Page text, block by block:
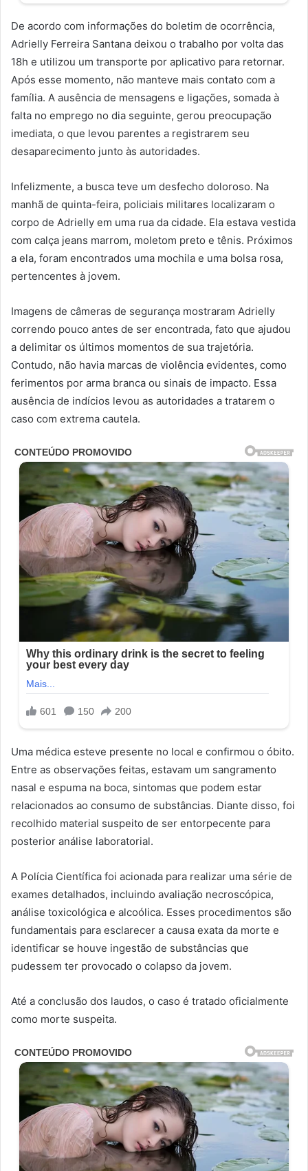
De acordo com informações do boletim de ocorrência,
Adrielly Ferreira Santana deixou o trabalho por volta das
18h e utilizou um transporte por aplicativo para retornar.
Após esse momento, não manteve mais contato com a
família. A ausência de mensagens e ligações, somada à
falta no emprego no dia seguinte, gerou preocupação
imediata, o que levou parentes a registrarem seu
desaparecimento junto às autoridades.
Infelizmente, a busca teve um desfecho doloroso. Na
manhã de quinta-feira, policiais militares localizaram o
corpo de Adrielly em uma rua da cidade. Ela estava vestida
com calça jeans marrom, moletom preto e tênis. Próximos
a ela, foram encontrados uma mochila e uma bolsa rosa,
pertencentes à jovem.
Imagens de câmeras de segurança mostraram Adrielly
correndo pouco antes de ser encontrada, fato que ajudou
a delimitar os últimos momentos de sua trajetória.
Contudo, não havia marcas de violência evidentes, como
ferimentos por arma branca ou sinais de impacto. Essa
ausência de indícios levou as autoridades a tratarem o
caso com extrema cautela.
Uma médica esteve presente no local e confirmou o óbito.
Entre as observações feitas, estavam um sangramento
nasal e espuma na boca, sintomas que podem estar
relacionados ao consumo de substâncias. Diante disso, foi
recolhido material suspeito de ser entorpecente para
posterior análise laboratorial.
A Polícia Científica foi acionada para realizar uma série de
exames detalhados, incluindo avaliação necroscópica,
análise toxicológica e alcoólica. Esses procedimentos são
fundamentais para esclarecer a causa exata da morte e
identificar se houve ingestão de substâncias que
pudessem ter provocado o colapso da jovem.
Até a conclusão dos laudos, o caso é tratado oficialmente
como morte suspeita.